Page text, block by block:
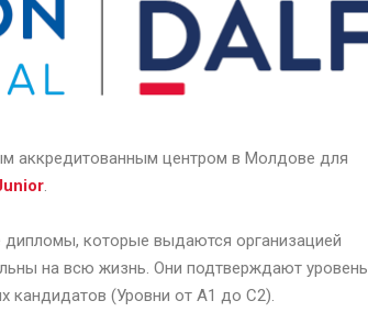
аккредитованным центром в Молдове для
.
которые выдаются организацией
на всю жизнь. Они подтверждают уровень
кандидатов (Уровни от A1 до C2).